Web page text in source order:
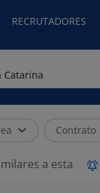
RECRUTADORES
Contrato
a esta